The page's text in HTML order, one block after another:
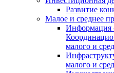
Развитие
Малое и среднее
Информация
малого и
малого и